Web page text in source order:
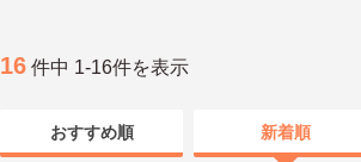
16 件中 1-16件を表示
おすすめ順 新着順